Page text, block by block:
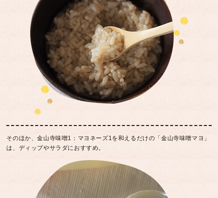
そのほか、金山寺味噌1：マヨネーズ1を和えるだけの「金山寺味噌マヨ」
は、ディップやサラダにおすすめ。